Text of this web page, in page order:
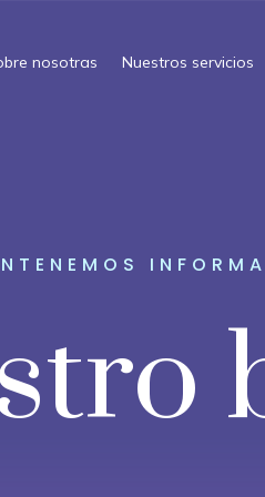
nosotras Nuestros servicios